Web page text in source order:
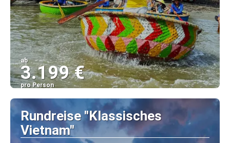
ab
3.199 €
pro Person
Sehen
Rundreise "Klassisches
Vietnam"